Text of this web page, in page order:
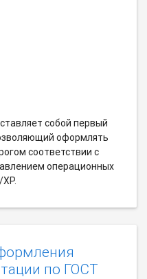
собой первый
оформлять
соответствии с
операционных
по ГОСТ